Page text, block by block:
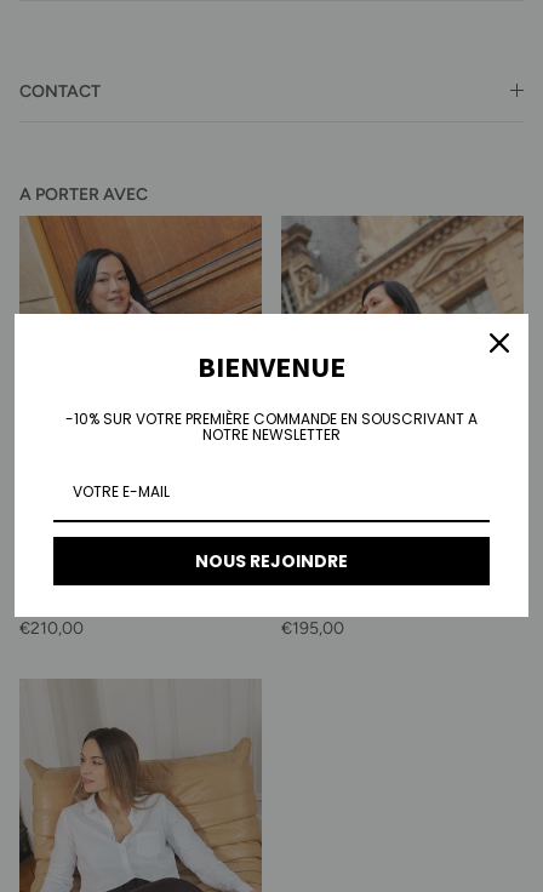
CONTACT
A PORTER AVEC
Prix habituel
€210,00
Prix habituel
€195,00
BIENVENUE
-10% SUR VOTRE PREMIÈRE COMMANDE EN SOUSCRIVANT A
NOTRE NEWSLETTER
NOUS REJOINDRE